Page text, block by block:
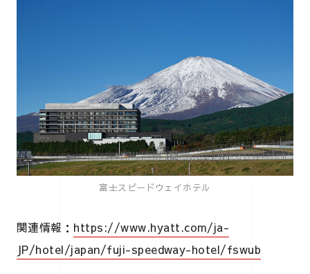
富士スピードウェイホテル
関連情報： https://www.hyatt.com/ja-
JP/hotel/japan/fuji-speedway-hotel/fswub